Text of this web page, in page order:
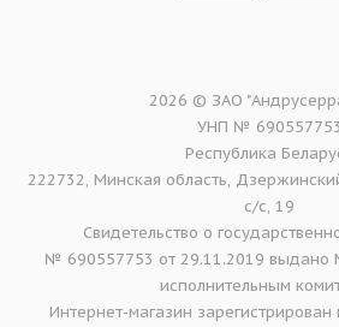
2026 © ЗАО
УНП № 690557753
Республика
222732, Минская область,
с/с, 19
Свидетельство о
№ 690557753 от 29.11.2019 выдано
исполнительным
Интернет-магазин зарегистрирован